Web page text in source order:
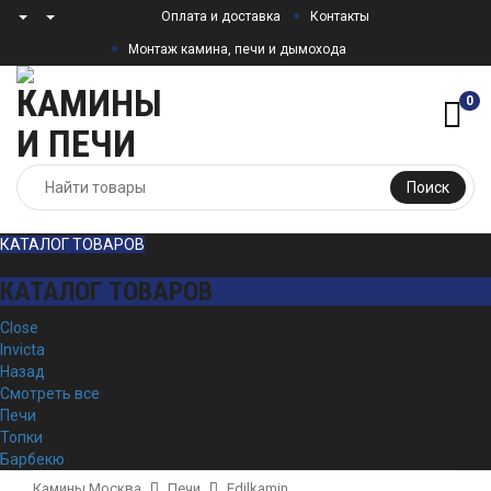
Оплата и доставка Контакты
Монтаж камина, печи и дымохода
Поиск
0
КАТАЛОГ ТОВАРОВ
КАТАЛОГ ТОВАРОВ
Close
Invicta
Назад
Смотреть все
Печи
Топки
Барбекю